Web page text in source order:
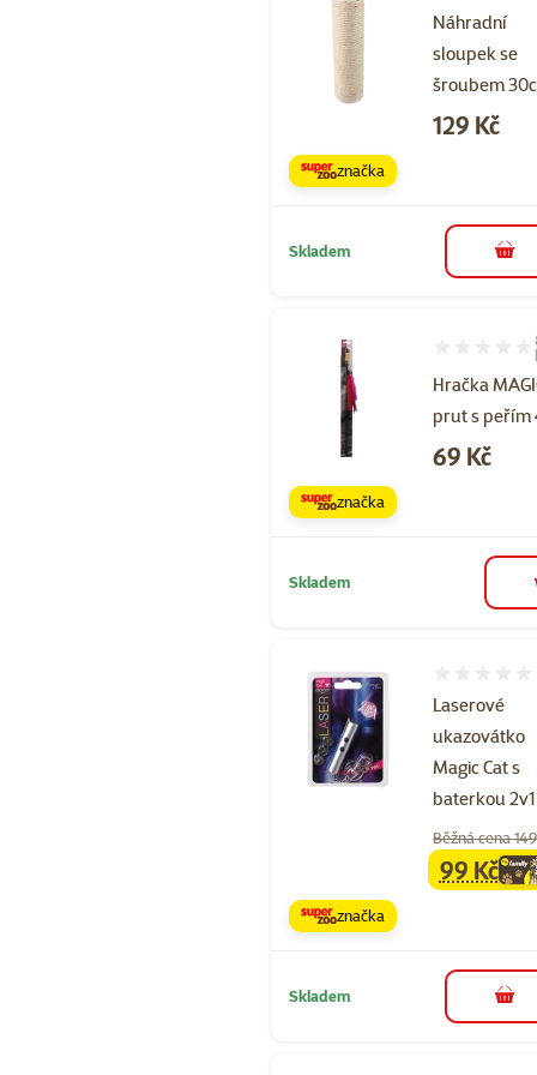
Náhradní
sloupek se
šroubem
Cena
129 Kč
značka
Skladem do
Hračka
prut s peřím
Hodnocení
Cena
69 Kč
značka
Skladem
Laserové
ukazovátko
Magic Cat s
baterkou 2v1
Běžná cena
family
99 Kč
značka
Skladem do